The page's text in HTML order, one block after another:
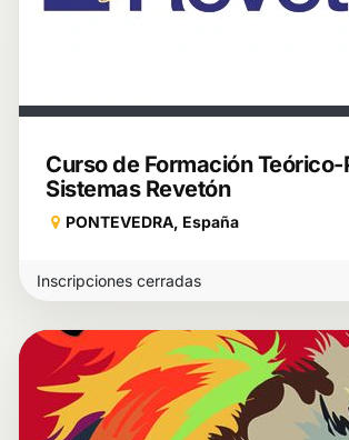
Curso de Formación
Sistemas Revetón
PONTEVEDRA, España
Inscripciones cerradas